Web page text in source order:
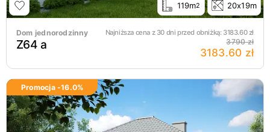
119m2 20x19m
Dom jednorodzinny Najniższa cena z 30 dni przed obniżką: 3183.60zł
Z64 a 3790 zł
3183.60 zł
Promocja -16.0%